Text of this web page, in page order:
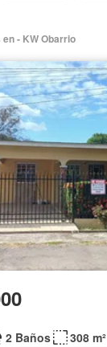
- KW Obarrio
2 Baños
308 m²